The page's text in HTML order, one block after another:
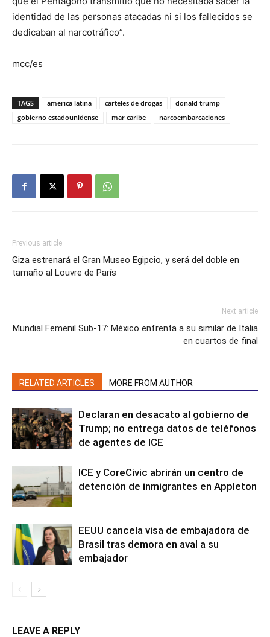
identidad de las personas atacadas ni si los fallecidos se
dedicaban al narcotráfico”.
mcc/es
TAGS america latina carteles de drogas
donald trump
gobierno estadounidense
mar caribe narcoembarcaciones
Previous article
Giza estrenará el Gran Museo Egipcio, y será del doble en
tamaño al Louvre de París
Next article
Mundial Femenil Sub-17: México enfrenta a su similar de Italia
en cuartos de final
RELATED ARTICLES MORE FROM AUTHOR
Declaran en desacato al gobierno de
Trump; no entrega datos de teléfonos
de agentes de ICE
ICE y CoreCivic abrirán un centro de
detención de inmigrantes en Appleton
EEUU cancela visa de embajadora de
Brasil tras demora en aval a su
embajador
LEAVE A REPLY